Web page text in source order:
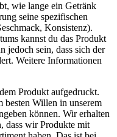
wie lange ein Getränk
seine spezifischen
Konsistenz).
kannst du das Produkt
jedoch sein, dass sich der
Weitere Informationen
Produkt aufgedruckt.
besten Willen in unserem
können. Wir erhalten
dass wir Produkte mit